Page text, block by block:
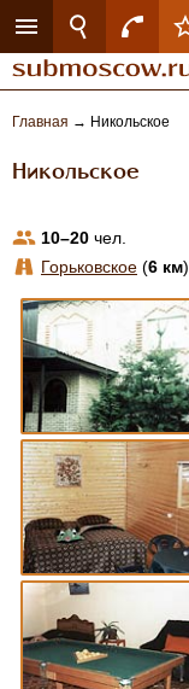
Главная → Никольское
Никольское
10–20 чел.
Горьковское (6 км)